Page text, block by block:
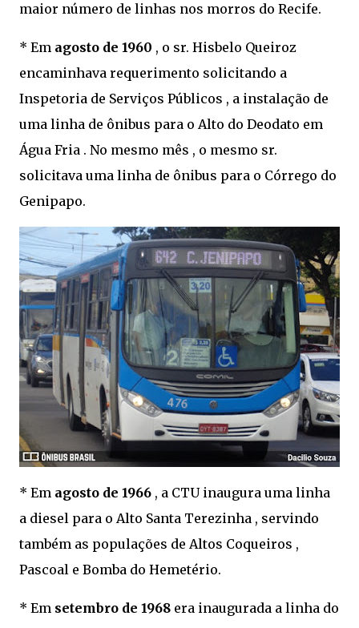
maior número de linhas nos morros do Recife.
* Em agosto de 1960 , o sr. Hisbelo Queiroz
encaminhava requerimento solicitando a
Inspetoria de Serviços Públicos , a instalação de
uma linha de ônibus para o Alto do Deodato em
Água Fria . No mesmo mês , o mesmo sr.
solicitava uma linha de ônibus para o Córrego do
Genipapo.
* Em agosto de 1966 , a CTU inaugura uma linha
a diesel para o Alto Santa Terezinha , servindo
também as populações de Altos Coqueiros ,
Pascoal e Bomba do Hemetério.
* Em setembro de 1968 era inaugurada a linha do